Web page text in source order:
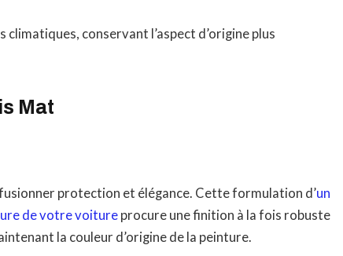
climatiques, conservant l’aspect d’origine plus
Mat
protection et élégance. Cette formulation d’un
de votre voiture procure une finition à la fois robuste
la couleur d’origine de la peinture.